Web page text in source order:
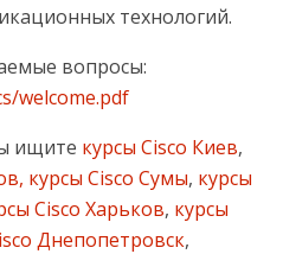
технологий.
вопросы:
welcome.pdf
ищите курсы Cisco Киев,
курсы Cisco Сумы, курсы
Cisco Харьков, курсы
Днепопетровск,